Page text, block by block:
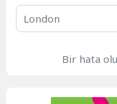
Bir hata